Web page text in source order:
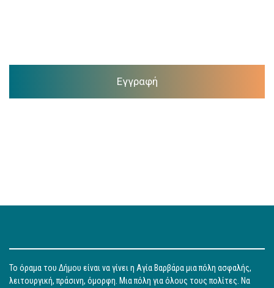
Εγγραφή
Το όραμα του Δήμου είναι να γίνει η Αγία Βαρβάρα μια πόλη ασφαλής,
λειτουργική, πράσινη, όμορφη. Μια πόλη για όλους τους πολίτες. Να